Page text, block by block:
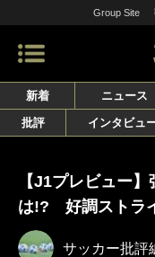
Group Site
新着 ニュース
批評
インタビュ
【J1プレビュー
は!? 好調ストラ
サッカー批評